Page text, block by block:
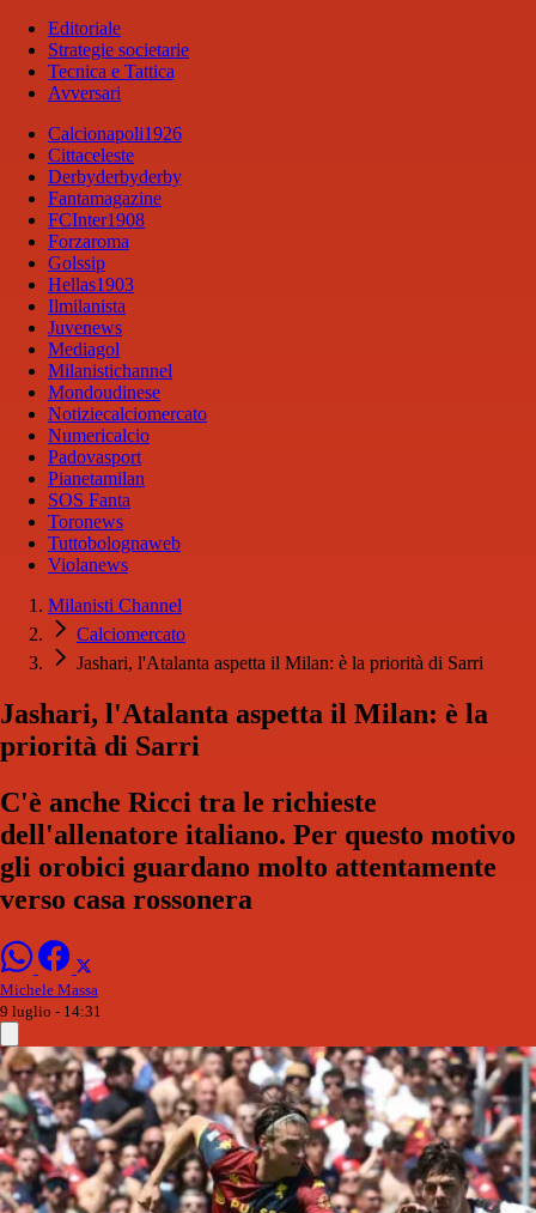
Editoriale
Strategie societarie
Tecnica e Tattica
Avversari
Calcionapoli1926
Cittaceleste
Derbyderbyderby
Fantamagazine
FCInter1908
Forzaroma
Golssip
Hellas1903
Ilmilanista
Juvenews
Mediagol
Milanistichannel
Mondoudinese
Notiziecalciomercato
Numericalcio
Padovasport
Pianetamilan
SOS Fanta
Toronews
Tuttobolognaweb
Violanews
Milanisti Channel
Calciomercato
Jashari, l'Atalanta aspetta il Milan: è la priorità di Sarri
Jashari, l'Atalanta aspetta il Milan: è la
priorità di Sarri
C'è anche Ricci tra le richieste
dell'allenatore italiano. Per questo motivo
gli orobici guardano molto attentamente
verso casa rossonera
Michele Massa
9 luglio - 14:31